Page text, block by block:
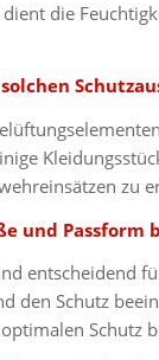
die
zu
und Passform
entscheidend
den Schutz
Schutz